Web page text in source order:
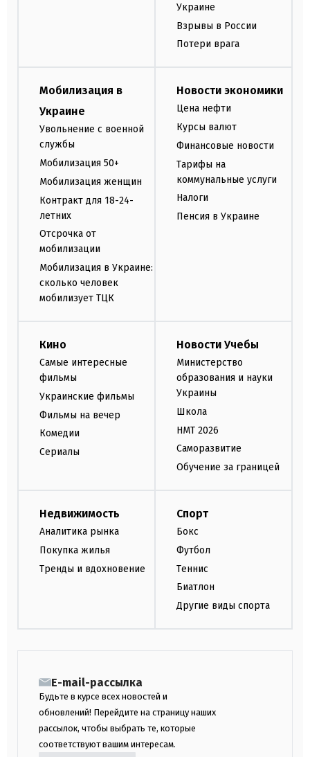
Украине
Взрывы в России
Потери врага
Мобилизация в
Украине
Увольнение с военной
службы
Мобилизация 50+
Мобилизация женщин
Контракт для 18-24-
летних
Отсрочка от
мобилизации
Мобилизация в Украине:
сколько человек
мобилизует ТЦК
Новости экономики
Цена нефти
Курсы валют
Финансовые новости
Тарифы на
коммунальные услуги
Налоги
Пенсия в Украине
Кино
Самые интересные
фильмы
Украинские фильмы
Фильмы на вечер
Комедии
Сериалы
Новости Учебы
Министерство
образования и науки
Украины
Школа
НМТ 2026
Саморазвитие
Обучение за границей
Недвижимость
Аналитика рынка
Покупка жилья
Тренды и вдохновение
Спорт
Бокс
Футбол
Теннис
Биатлон
Другие виды спорта
E-mail-рассылка
Будьте в курсе всех новостей и
обновлений! Перейдите на страницу наших
рассылок, чтобы выбрать те, которые
соответствуют вашим интересам.